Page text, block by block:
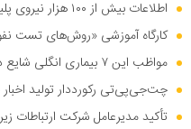
اطلاعات بیش از ۱۰۰ هزار نیروی پلیس و کارمند امنیتی بریتانیا هک شد
کارگاه آموزشی «روش‌های تست
مواظب این ۷ بیماری انگلی شایع در تابستان باشید
چت‌جی‌پی‌تی رکورددار تولید
تأکید مدیرعامل شرکت